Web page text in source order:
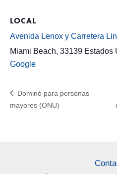
LOCAL
Avenida Lenox y Carretera
Miami Beach, 33139 Estados
Google
Dominó para personas
mayores (ONU)